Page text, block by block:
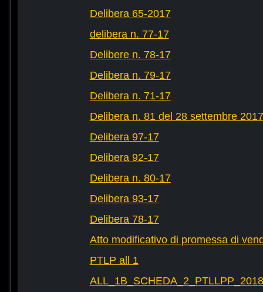
Delibera 65-2017
delibera n. 77-17
Delibere n. 78-17
Delibera n. 79-17
Delibera n. 71-17
Delibera n. 81 del 28 settembre 2017
Delibera 97-17
Delibera 92-17
Delibera n. 80-17
Delibera 93-17
Delibera 78-17
Atto modificativo di promessa di
PTLP all 1